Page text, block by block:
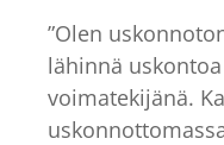
”Olen
lähinnä
voimatekijänä.